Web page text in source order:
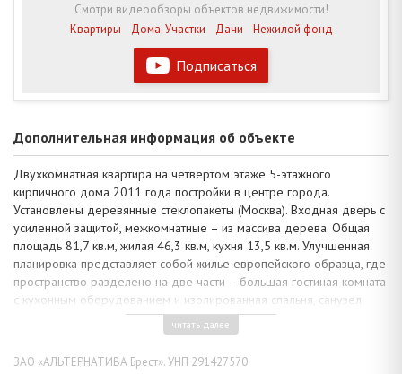
Подписаться
Смотри видеообзоры объектов недвижимости!
Квартиры
Дома. Участки Дачи Нежилой фонд
Дополнительная информация об объекте
Двухкомнатная квартира на четвертом этаже 5-этажного
кирпичного дома 2011 года постройки в центре города.
Установлены деревянные стеклопакеты (Москва). Входная дверь с
усиленной защитой, межкомнатные – из массива дерева. Общая
площадь 81,7 кв.м, жилая 46,3 кв.м, кухня 13,5 кв.м. Улучшенная
планировка представляет собой жилье европейского образца, где
пространство разделено на две части – большая гостиная комната
с кухонным оборудованием и изолированная спальня, санузел
раздельный. Из гостиной есть выход на балкон.
современного проекта. Однотонный светлый фон стен и
читать далее
ЗАО «АЛЬТЕРНАТИВА Брест». УНП 291427570